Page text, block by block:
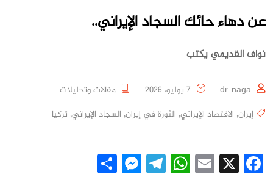
عن دهاء حائك السجاد الإيراني..
نواف القديمي يكتب
dr-naga
مقالات وتحليلات
إيران, الاقتصاد الإيراني, الثورة في إيران, السجاد الإيراني, تركيا
Facebook
X
Email
WhatsApp
Telegram
Messenger